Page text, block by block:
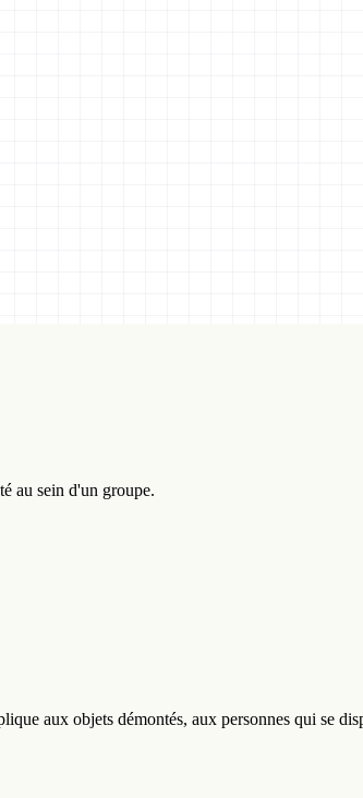
au sein d'un groupe.
aux objets démontés, aux personnes qui se